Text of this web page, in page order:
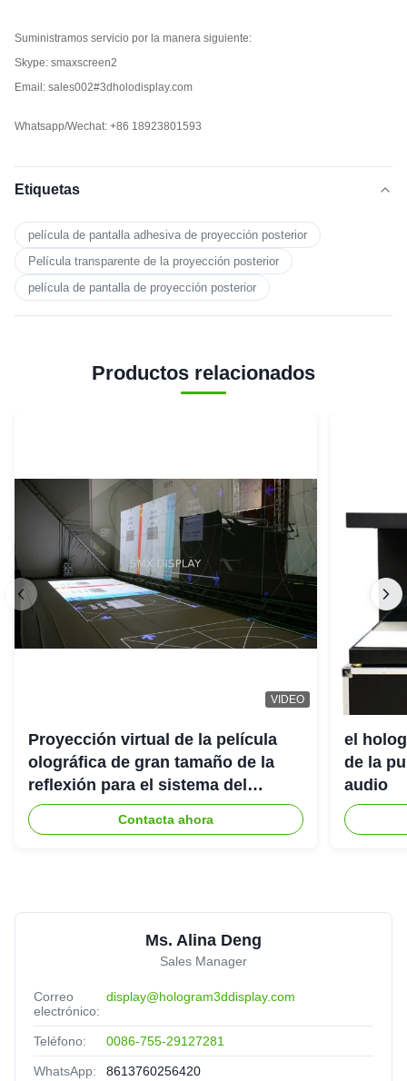
Suministramos servicio por la manera siguiente:
Skype: smaxscreen2
Email: sales002#3dholodisplay.com
Whatsapp/Wechat: +86 18923801593
Etiquetas
película de pantalla adhesiva de proyección posterior
Película transparente de la proyección posterior
película de pantalla de proyección posterior
Productos relacionados
VIDEO
Proyección virtual de la película
olográfica de gran tamaño de la
reflexión para el sistema del
proyector del holograma 3D
Contacta ahora
el
de la
audio
Ms. Alina Deng
Sales Manager
Correo
electrónico:
display@hologram3ddisplay.com
Teléfono: 0086-755-29127281
WhatsApp: 8613760256420